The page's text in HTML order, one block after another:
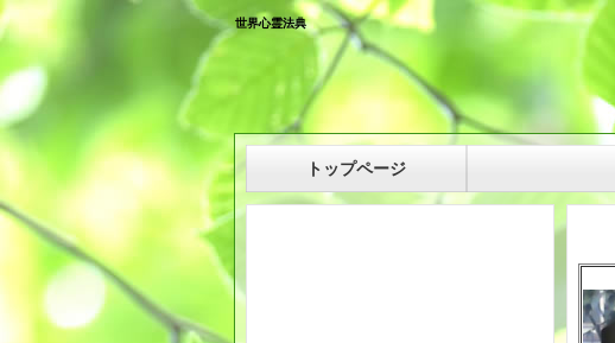
世界心霊法典
トップページ